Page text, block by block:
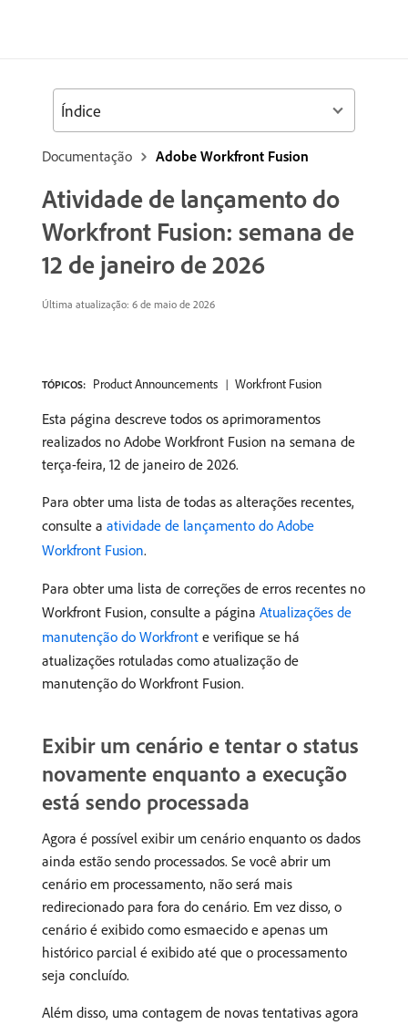
Documentação Adobe Workfront Fusion
Atividade de lançamento do
Workfront Fusion: semana de
12 de janeiro de 2026
Última atualização: 6 de maio de 2026
TÓPICOS: Product Announcements Workfront Fusion
Esta página descreve todos os aprimoramentos
realizados no Adobe Workfront Fusion na semana de
terça-feira, 12 de janeiro de 2026.
Para obter uma lista de todas as alterações recentes,
consulte a atividade de lançamento do Adobe
Workfront Fusion.
Para obter uma lista de correções de erros recentes no
Workfront Fusion, consulte a página Atualizações de
manutenção do Workfront e verifique se há
atualizações rotuladas como atualização de
manutenção do Workfront Fusion.
Exibir um cenário e tentar o status
novamente enquanto a execução
está sendo processada
Agora é possível exibir um cenário enquanto os dados
ainda estão sendo processados. Se você abrir um
cenário em processamento, não será mais
redirecionado para fora do cenário. Em vez disso, o
cenário é exibido como esmaecido e apenas um
histórico parcial é exibido até que o processamento
seja concluído.
Além disso, uma contagem de novas tentativas agora
Índice